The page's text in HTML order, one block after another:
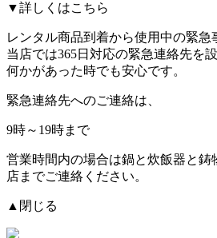
▼詳しくはこちら
レンタル商品到着から使用中の緊急
当店では365日対応の緊急連絡先を
何かがあった時でも安心です。
緊急連絡先へのご連絡は、
9時～19時まで
営業時間内の場合は鍋と炊飯器と鋳
店までご連絡ください。
▲閉じる